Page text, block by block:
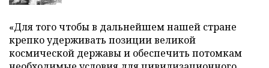
«Для того чтобы в дальнейшем нашей стране
крепко удерживать позиции великой
космической державы и обеспечить потомкам